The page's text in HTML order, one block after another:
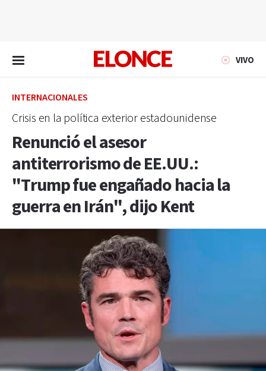
VIVO
INTERNACIONALES
Crisis en la política exterior estadounidense
Renunció el asesor
antiterrorismo de EE.UU.:
"Trump fue engañado hacia la
guerra en Irán", dijo Kent